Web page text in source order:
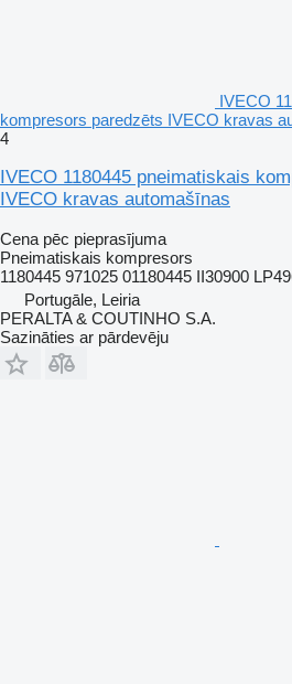
IVECO
kompresors paredzēts IVECO kravas
4
IVECO 1180445 pneimatiskais
IVECO kravas automašīnas
Cena pēc pieprasījuma
Pneimatiskais kompresors
1180445 971025 01180445 II30900
Portugāle, Leiria
PERALTA & COUTINHO S.A.
Sazināties ar pārdevēju